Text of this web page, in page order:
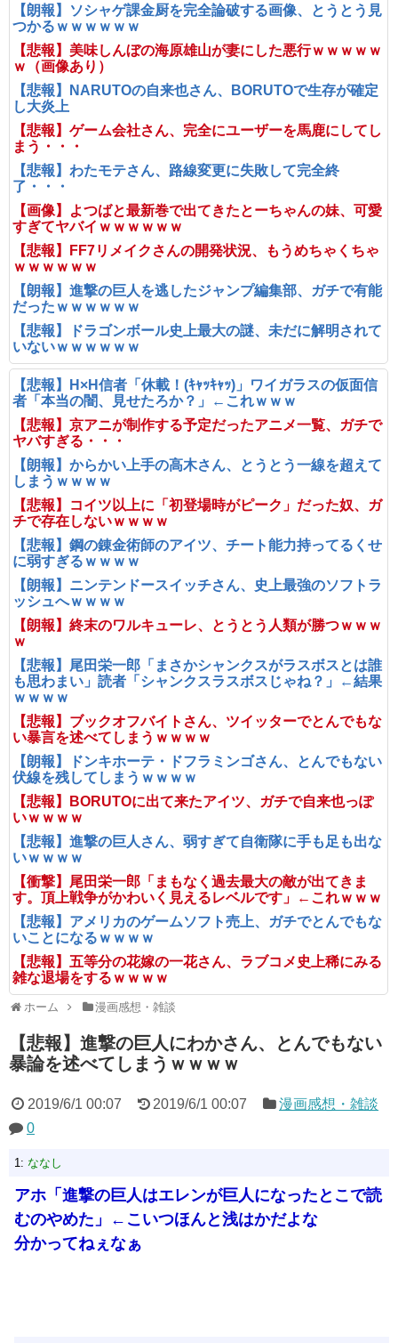
【朗報】ソシャゲ課金厨を完全論破する画像、とうとう見
つかるｗｗｗｗｗｗ
【悲報】美味しんぼの海原雄山が妻にした悪行ｗｗｗｗｗ
ｗ（画像あり）
【悲報】NARUTOの自来也さん、BORUTOで生存が確定
し大炎上
【悲報】ゲーム会社さん、完全にユーザーを馬鹿にしてし
まう・・・
【悲報】わたモテさん、路線変更に失敗して完全終
了・・・
【画像】よつばと最新巻で出てきたとーちゃんの妹、可愛
すぎてヤバイｗｗｗｗｗｗ
【悲報】FF7リメイクさんの開発状況、もうめちゃくちゃ
ｗｗｗｗｗｗ
【朗報】進撃の巨人を逃したジャンプ編集部、ガチで有能
だったｗｗｗｗｗｗ
【悲報】ドラゴンボール史上最大の謎、未だに解明されて
いないｗｗｗｗｗｗ
【悲報】H×H信者「休載！(ｷｬｯｷｬｯ)」ワイガラスの仮面信
者「本当の闇、見せたろか？」←これｗｗｗ
【悲報】京アニが制作する予定だったアニメ一覧、ガチで
ヤバすぎる・・・
【朗報】からかい上手の高木さん、とうとう一線を超えて
しまうｗｗｗｗ
【悲報】コイツ以上に「初登場時がピーク」だった奴、ガ
チで存在しないｗｗｗｗ
【悲報】鋼の錬金術師のアイツ、チート能力持ってるくせ
に弱すぎるｗｗｗｗ
【朗報】ニンテンドースイッチさん、史上最強のソフトラ
ッシュへｗｗｗｗ
【朗報】終末のワルキューレ、とうとう人類が勝つｗｗｗ
ｗ
【悲報】尾田栄一郎「まさかシャンクスがラスボスとは誰
も思わまい」読者「シャンクスラスボスじゃね？」←結果
ｗｗｗｗ
【悲報】ブックオフバイトさん、ツイッターでとんでもな
い暴言を述べてしまうｗｗｗｗ
【朗報】ドンキホーテ・ドフラミンゴさん、とんでもない
伏線を残してしまうｗｗｗｗ
【悲報】BORUTOに出て来たアイツ、ガチで自来也っぽ
いｗｗｗｗ
【悲報】進撃の巨人さん、弱すぎて自衛隊に手も足も出な
いｗｗｗｗ
【衝撃】尾田栄一郎「まもなく過去最大の敵が出てきま
す。頂上戦争がかわいく見えるレベルです」←これｗｗｗ
【悲報】アメリカのゲームソフト売上、ガチでとんでもな
いことになるｗｗｗｗ
【悲報】五等分の花嫁の一花さん、ラブコメ史上稀にみる
雑な退場をするｗｗｗｗ
ホーム 漫画感想・雑談
【悲報】進撃の巨人にわかさん、とんでもない
暴論を述べてしまうｗｗｗｗ
2019/6/1 00:07 2019/6/1 00:07
漫画感想・雑談
0
1: ななし
アホ「進撃の巨人はエレンが巨人になったとこで読
むのやめた」←こいつほんと浅はかだよな
分かってねぇなぁ